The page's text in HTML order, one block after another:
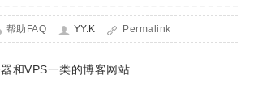
帮助FAQ YY.K Permalink
和VPS一类的博客网站